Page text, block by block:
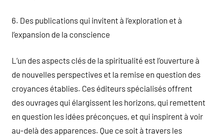
6. Des publications qui invitent à l’exploration et à
l’expansion de la conscience
L’un des aspects clés de la spiritualité est l’ouverture à
de nouvelles perspectives et la remise en question des
croyances établies. Ces éditeurs spécialisés offrent
des ouvrages qui élargissent les horizons, qui remettent
en question les idées préconçues, et qui inspirent à voir
au-delà des apparences. Que ce soit à travers les